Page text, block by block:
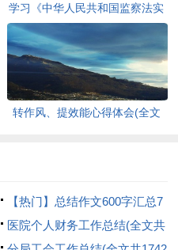
学习《中华人民共和国监察法实
施条例》心得体会(全文共752
字)
转作风、提效能心得体会(全文
【热门】总结作文600字汇总7
篇(全文共4325字)
医院个人财务工作总结(全文共